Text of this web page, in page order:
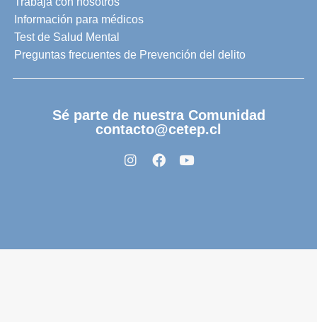
Información para médicos
Test de Salud Mental
Preguntas frecuentes de Prevención del delito
Sé parte de nuestra Comunidad
contacto@cetep.cl